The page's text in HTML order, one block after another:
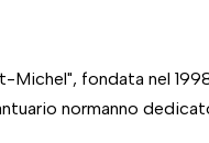
fondata nel
normanno